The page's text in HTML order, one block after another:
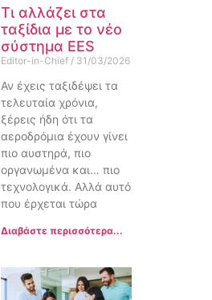
Τι αλλάζει στα
ταξίδια με το νέο
σύστημα EES
Editor-in-Chief 31/03/2026
Αν έχεις ταξιδέψει τα
τελευταία χρόνια,
ξέρεις ήδη ότι τα
αεροδρόμια έχουν γίνει
πιο αυστηρά, πιο
οργανωμένα και… πιο
τεχνολογικά. Αλλά αυτό
που έρχεται τώρα
Διαβάστε περισσότερα...